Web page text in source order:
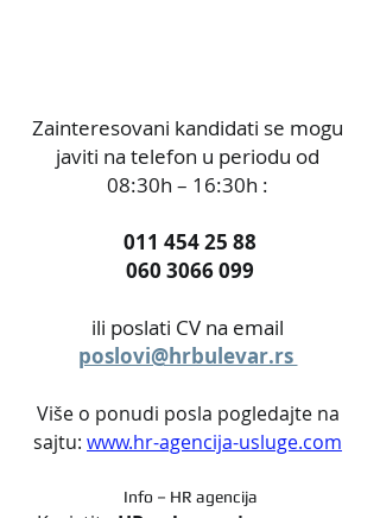
Zainteresovani kandidati se mogu
javiti na telefon u periodu od
08:30h – 16:30h :
011 454 25 88
060 3066 099
ili poslati CV na email
poslovi@hrbulevar.rs
Više o ponudi posla pogledajte na
sajtu: www.hr-agencija-usluge.com
Info – HR agencija